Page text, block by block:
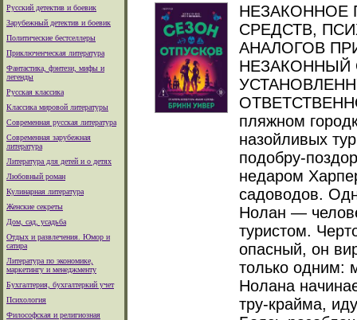
Русский детектив и боевик
Зарубежный детектив и боевик
Политические бестселлеры
Приключенческая литература
Фантастика, фэнтези, мифы и
легенды
Русская классика
Классика мировой литературы
Современная русская литература
Современная зарубежная
литература
Литература для детей и о детях
Любовный роман
Кулинарная литература
Женские секреты
Дом, сад, усадьба
Отдых и развлечения. Юмор и
сатира
Литература по экономике,
маркетингу и менеджменту
Бухгалтерия, бухгалтеркий учет
Психология
Философская и религиозная
НЕЗАКОННОЕ
СРЕДСТВ,
АНАЛОГОВ
НЕЗАКОННЫЙ
пляжном
назойливых
подобру-
недаром
садоводов.
Нолан —
туристом.
опасный, он
только одним:
Нолана
тру-крайма,